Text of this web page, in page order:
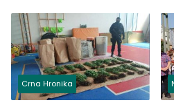
Crna Hronika